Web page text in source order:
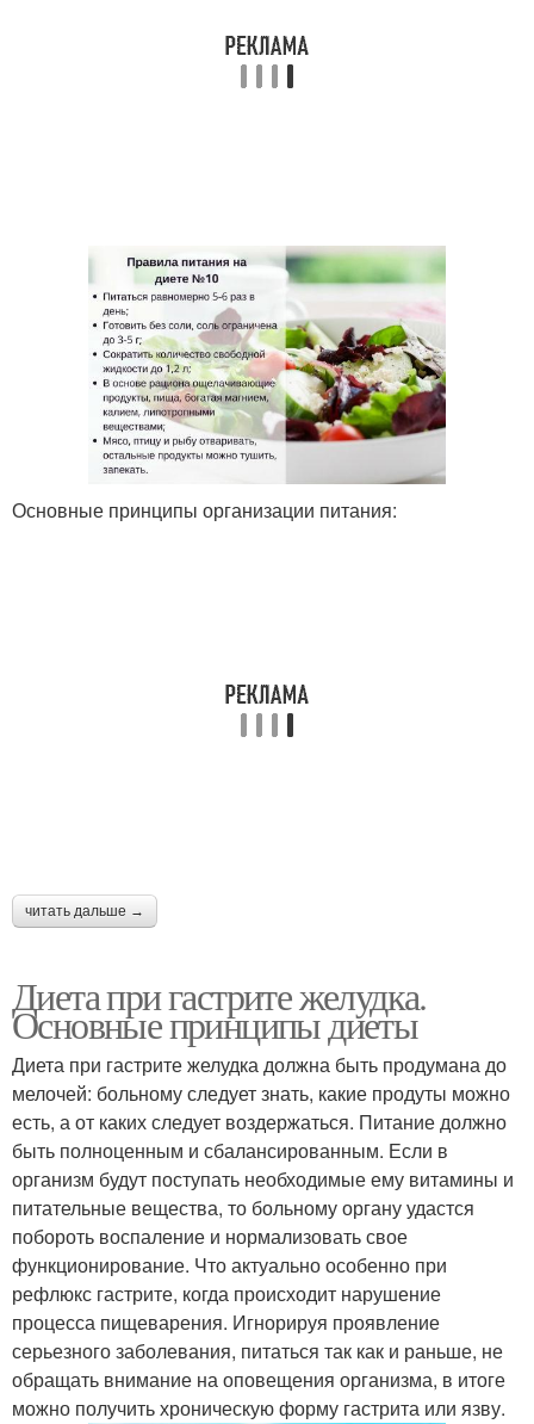
Основные принципы организации питания:
читать дальше →
Диета при гастрите желудка.
Основные принципы диеты
Диета при гастрите желудка должна быть продумана до
мелочей: больному следует знать, какие продуты можно
есть, а от каких следует воздержаться. Питание должно
быть полноценным и сбалансированным. Если в
организм будут поступать необходимые ему витамины и
питательные вещества, то больному органу удастся
побороть воспаление и нормализовать свое
функционирование. Что актуально особенно при
рефлюкс гастрите, когда происходит нарушение
процесса пищеварения. Игнорируя проявление
серьезного заболевания, питаться так как и раньше, не
обращать внимание на оповещения организма, в итоге
можно получить хроническую форму гастрита или язву.